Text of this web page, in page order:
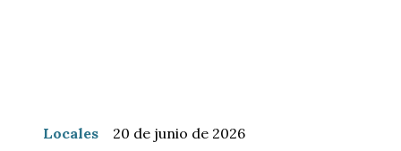
Locales 20 de junio de 2026